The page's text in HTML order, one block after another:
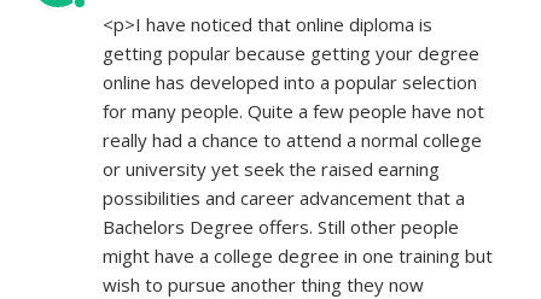
<p>I have noticed that online diploma is
getting popular because getting your degree
online has developed into a popular selection
for many people. Quite a few people have not
really had a chance to attend a normal college
or university yet seek the raised earning
possibilities and career advancement that a
Bachelors Degree offers. Still other people
might have a college degree in one training but
wish to pursue another thing they now